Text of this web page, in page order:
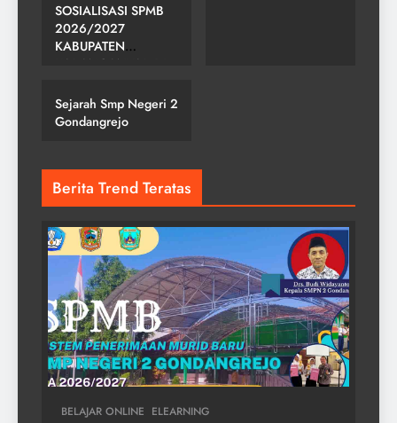
SOSIALISASI SPMB
2026/2027
KABUPATEN
KARANGANYAR DI
GONDANGREJO
SMP NEGERI 2
Sejarah Smp Negeri 2
Gondangrejo
Berita Trend Teratas
BELAJAR ONLINE ELEARNING